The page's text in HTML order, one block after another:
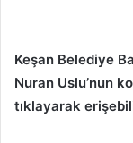
Keşan Belediye
Nuran Uslu’nun
tıklayarak